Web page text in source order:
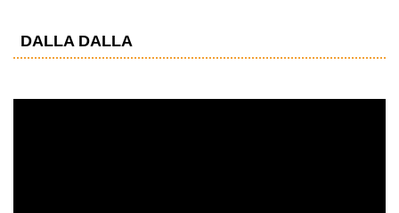
DALLA DALLA